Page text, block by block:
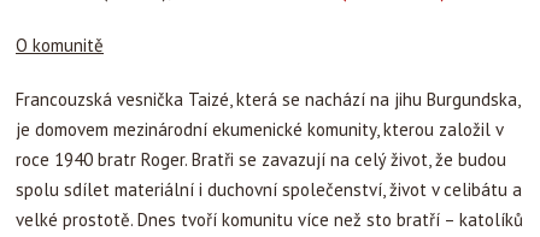
O komunitě
Francouzská vesnička Taizé, která se nachází na jihu Burgundska,
je domovem mezinárodní ekumenické komunity, kterou založil v
roce 1940 bratr Roger. Bratři se zavazují na celý život, že budou
spolu sdílet materiální i duchovní společenství, život v celibátu a
velké prostotě. Dnes tvoří komunitu více než sto bratří – katolíků